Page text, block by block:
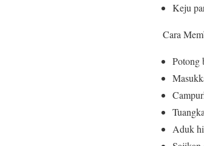
Keju
Cara
Potong
Aduk